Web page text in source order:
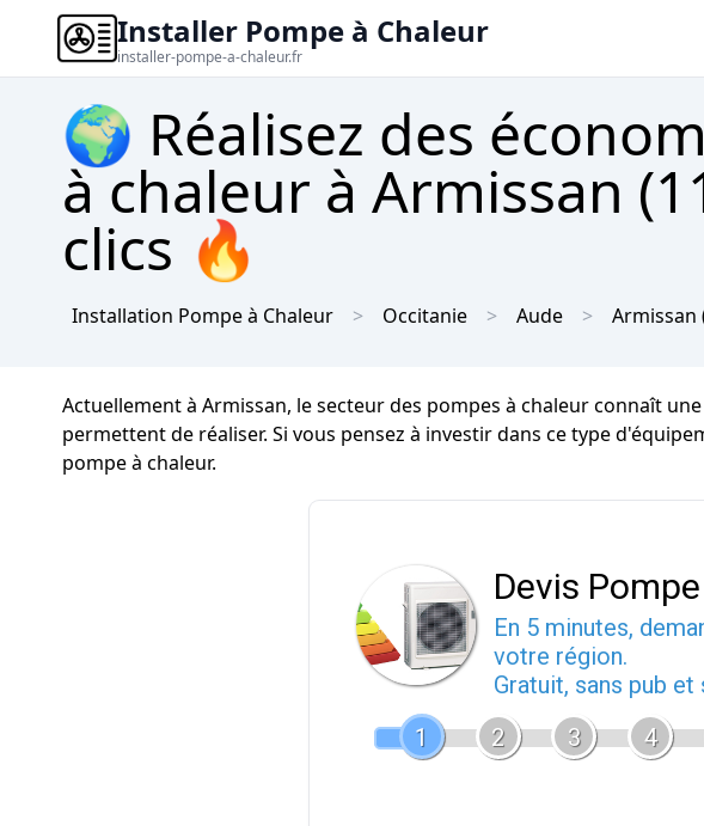
Installer Pompe à Chaleur
installer-pompe-a-chaleur.fr
🌍 Réalisez des
à chaleur à Armissan
clics 🔥
Installation Pompe à Chaleur Occitanie Aude Armissan
Actuellement à Armissan, le secteur des pompes à chaleur connaît
permettent de réaliser. Si vous pensez à investir dans ce type
pompe à chaleur.
Devis
En 5 minutes,
votre région.
Gratuit, sans pub et
1
2 3 4